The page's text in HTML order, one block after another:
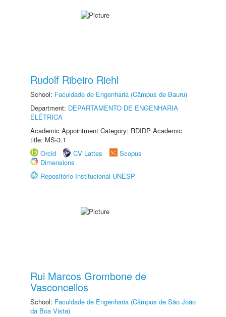
Rudolf Ribeiro Riehl
School: Faculdade de Engenharia (Câmpus de Bauru)
Department: DEPARTAMENTO DE ENGENHARIA
ELÉTRICA
Academic Appointment Category: RDIDP Academic
title: MS-3.1
Orcid
CV Lattes
Scopus
Dimensions
Repositório Institucional UNESP
Rui Marcos Grombone de
Vasconcellos
School: Faculdade de Engenharia (Câmpus de São João
da Boa Vista)